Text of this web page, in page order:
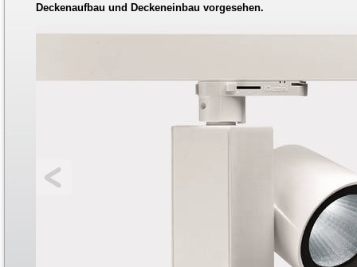
Deckenaufbau und Deckeneinbau vorgesehen.